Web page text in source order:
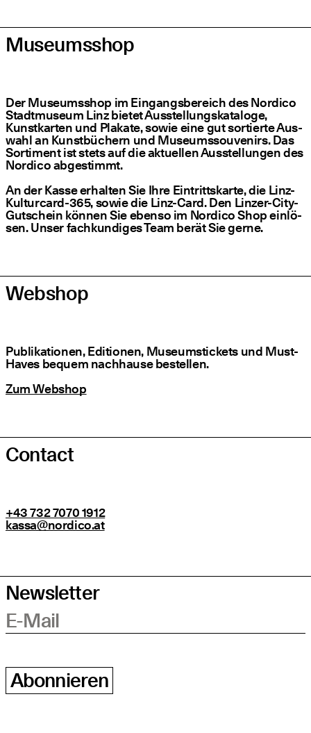
Museumsshop
Der Muse­ums­shop im Ein­gangs­be­reich des Nordico
Stadt­mu­se­um Linz bie­tet Aus­stel­lungs­ka­ta­lo­ge,
Kunst­kar­ten und Pla­ka­te, sowie eine gut sor­tier­te Aus­
wahl an Kunst­bü­chern und Muse­ums­sou­ve­nirs. Das
Sor­ti­ment ist stets auf die aktu­el­len Aus­stel­lun­gen des
Nordico abgestimmt.
An der Kas­se erhal­ten Sie Ihre Ein­tritts­kar­te, die Linz-
Kul­tur­card-365, sowie die Linz-Card. Den Lin­zer-City-
Gut­schein kön­nen Sie eben­so im Nordico Shop ein­lö­
sen. Unser fach­kun­di­ges Team berät Sie gerne.
Webshop
Publi­ka­tio­nen, Edi­tio­nen, Muse­ums­ti­ckets und Must-
Haves bequem nach­hau­se bestellen.
Zum Web­shop
Contact
+43 732 7070 1912
kassa@​nordico.​at
Newsletter
E-Mail
Abonnieren